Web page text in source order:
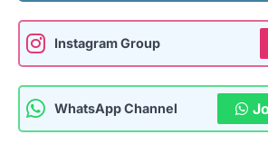
Instagram Group
WhatsApp Channel